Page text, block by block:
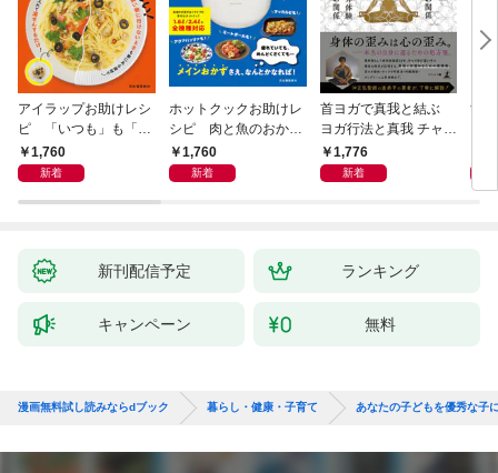
アイラップお助けレシ
ピ 「いつも」も「も
しも」もおいしい！
1,760
新着
ホットクックお助けレ
シピ 肉と魚のおか
ず 少ない材料＆調味
料で、あとはスイッチ
1,760
新着
首ヨガで真我と結ぶ
ヨガ行法と真我 チャク
ラと真我の関係 クンダ
リーニ上昇体験 次元上
1,776
新着
す
新刊配信予定 ランキング
キャンペーン 無料
漫画無料試し読みならdブック 暮らし・健康・子育て あなたの子どもを優秀な子